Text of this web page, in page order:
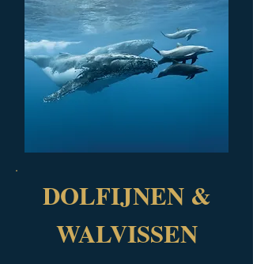
DOLFIJNEN &
WALVISSEN